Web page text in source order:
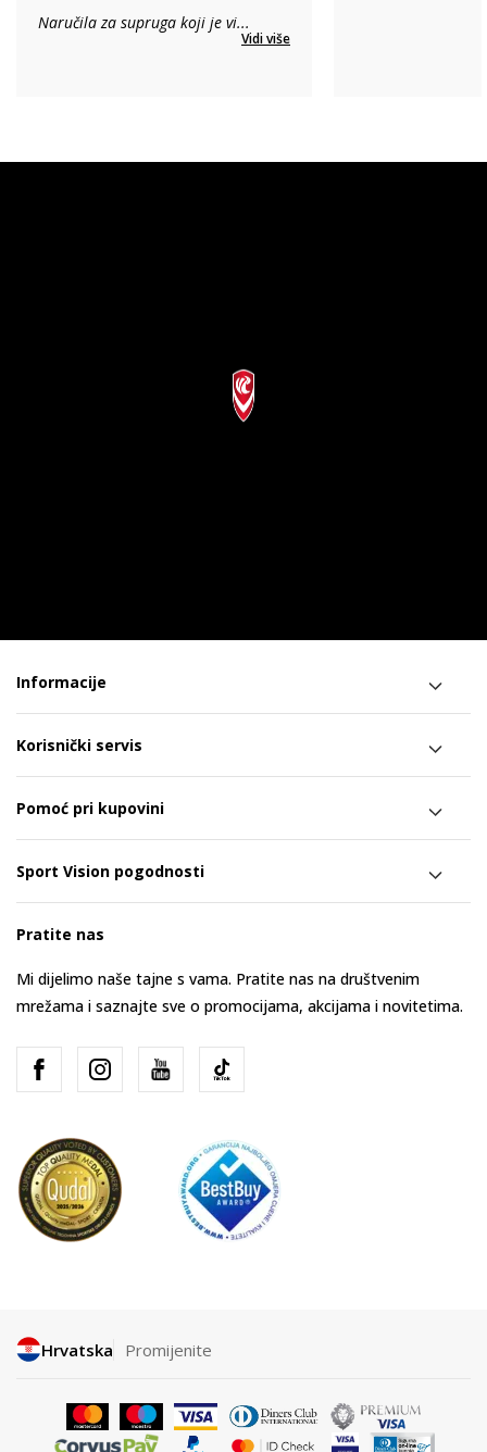
Naručila za supruga koji je vi...
Vidi više
Informacije
Korisnički servis
Pomoć pri kupovini
Sport Vision pogodnosti
Pratite nas
Mi dijelimo naše tajne s vama. Pratite nas na društvenim
mrežama i saznajte sve o promocijama, akcijama i novitetima.
Hrvatska Promijenite